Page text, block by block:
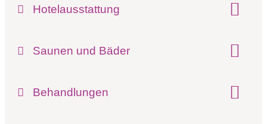
Hotelausstattung
Saunen und Bäder
Behandlungen